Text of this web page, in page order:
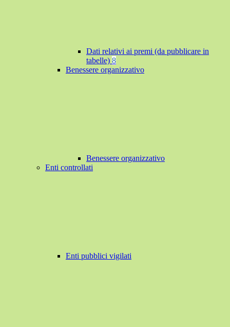
Dati relativi ai premi (da pubblicare in
tabelle) 8
Benessere organizzativo
Benessere organizzativo
Enti controllati
Enti pubblici vigilati